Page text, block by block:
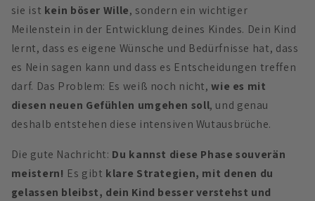
sie ist kein böser Wille, sondern ein wichtiger
Meilenstein in der Entwicklung deines Kindes. Dein Kind
lernt, dass es eigene Wünsche und Bedürfnisse hat, dass
es Nein sagen kann und dass es Entscheidungen treffen
darf. Das Problem: Es weiß noch nicht,wie es mit
diesen neuen Gefühlen umgehen soll, und genau
deshalb entstehen diese intensiven Wutausbrüche.
Die gute Nachricht: Du kannst diese Phase souverän
meistern! Es gibt klare Strategien, mit denen du
gelassen bleibst, dein Kind besser verstehst und